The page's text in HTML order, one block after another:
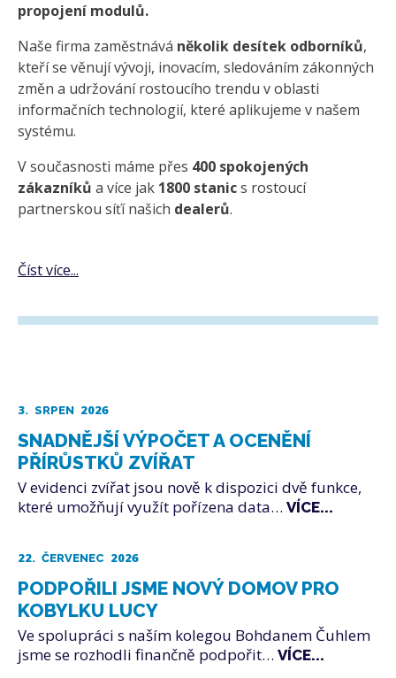
propojení modulů.
Naše firma zaměstnává několik desítek odborníků,
kteří se věnují vývoji, inovacím, sledováním zákonných
změn a udržování rostoucího trendu v oblasti
informačních technologií, které aplikujeme v našem
systému.
V současnosti máme přes 400 spokojených
zákazníků a více jak 1800 stanics rostoucí
partnerskou síťí našich dealerů.
Číst více...
3. SRPEN 2026
SNADNĚJŠÍ VÝPOČET A OCENĚNÍ
PŘÍRŮSTKŮ ZVÍŘAT
V evidenci zvířat jsou nově k dispozici dvě funkce,
které umožňují využít pořízena data… VÍCE...
22. ČERVENEC 2026
PODPOŘILI JSME NOVÝ DOMOV PRO
KOBYLKU LUCY
Ve spolupráci s naším kolegou Bohdanem Čuhlem
jsme se rozhodli finančně podpořit… VÍCE...